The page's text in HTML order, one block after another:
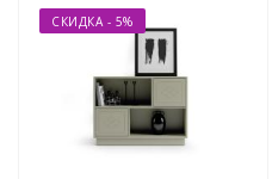
СКИДКА - 5%